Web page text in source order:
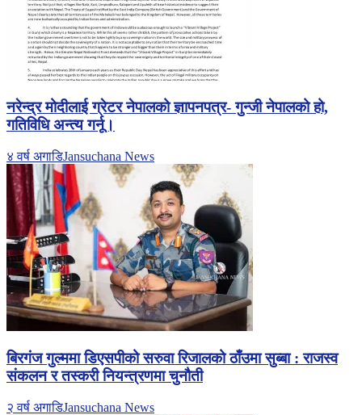
नरेन्द्र मोदीलाई ग्रेटर नेपालको ज्ञापनपत्र- गुन्जी नेपालको हो,
गतिविधि अन्त्य गर्नू।
४ वर्ष अगाडिJansuchana News
बिरगंज गुल्ममा डिएसपीको सरुवा रिजालको ठाँउमा सुब्बा : राजस्व
संकलन र तस्करी नियन्त्रणमा चुनौती
२ वर्ष अगाडिJansuchana News